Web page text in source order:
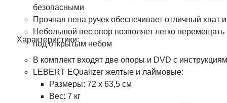
безопасными
Прочная пена ручек обеспечивает отличный хват
Небольшой вес опор позволяет легко
под открытым небом
Характеристики:
В комплект входят две опоры и DVD с
LEBERT EQualizer желтые и лаймовые:
Размеры: 72 х 63,5 см
Вес: 7 кг